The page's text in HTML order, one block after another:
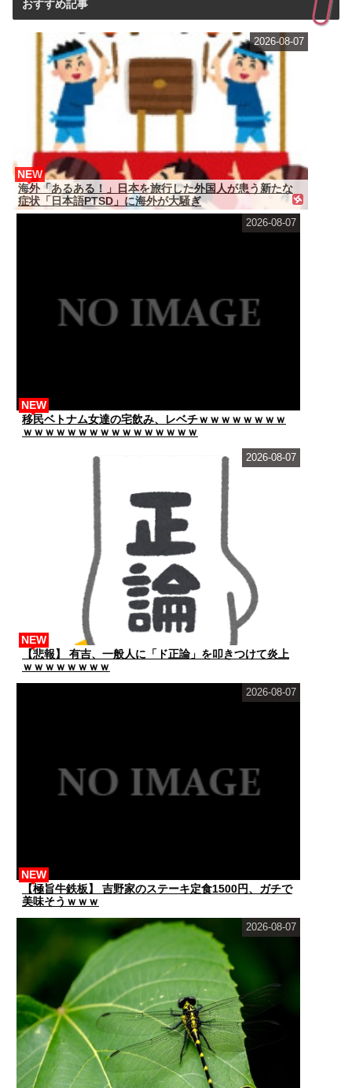
おすすめ記事
海外「あるある！」日本を旅行した外国人が患う新たな
症状「日本語PTSD」に海外が大騒ぎ
NEW
2026-08-07
移民ベトナム女達の宅飲み、レベチｗｗｗｗｗｗｗｗ
ｗｗｗｗｗｗｗｗｗｗｗｗｗｗｗｗ
NEW
2026-08-07
【悲報】 有吉、一般人に「ド正論」を叩きつけて炎上
ｗｗｗｗｗｗｗｗ
NEW
2026-08-07
【極旨牛鉄板】 吉野家のステーキ定食1500円、ガチで
美味そうｗｗｗ
NEW
2026-08-07
2026-08-07